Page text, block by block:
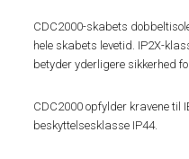
CDC2000-skabets
hele skabets levetid. IP2X-
betyder yderligere sikkerhed
CDC2000 opfylder kravene til
beskyttelsesklasse IP44.